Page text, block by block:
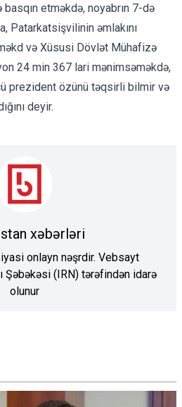
etməkdə, noyabrın 7-də
Patarkatsişvilinin əmlakını
və Xüsusi Dövlət Mühafizə
24 min 367 lari mənimsəməkdə,
prezident özünü təqsirli bilmir və
deyir.
xəbərləri
onlayn nəşrdir. Vebsayt
Şəbəkəsi (IRN) tərəfindən idarə
olunur